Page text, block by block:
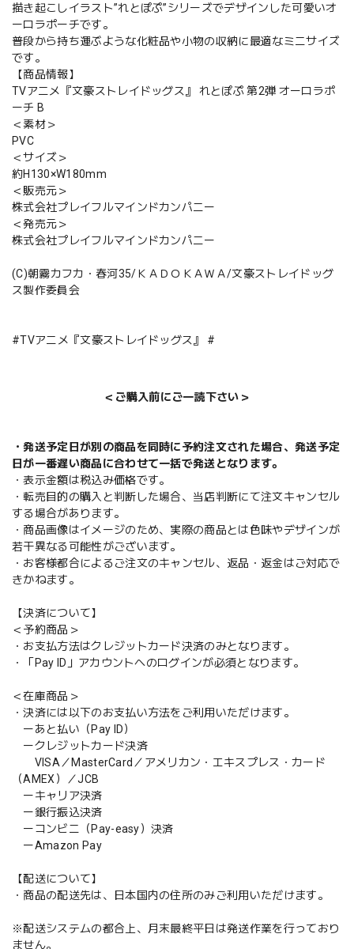
描き起こしイラスト”れとぽぷ”シリーズでデザインした可愛いオ
ーロラポーチです。
普段から持ち運ぶような化粧品や小物の収納に最適なミニサイズ
です。
【商品情報】
TVアニメ『文豪ストレイドッグス』 れとぽぷ 第2弾 オーロラポ
ーチ B
＜素材＞
PVC
＜サイズ＞
約H130×W180mm
＜販売元＞
株式会社プレイフルマインドカンパニー
＜発売元＞
株式会社プレイフルマインドカンパニー
(C)朝霧カフカ・春河35/ＫＡＤＯＫＡＷＡ/文豪ストレイドッグ
ス製作委員会
#TVアニメ『文豪ストレイドッグス』 #
＜ご購入前にご一読下さい＞
・発送予定日が別の商品を同時に予約注文された場合、発送予定
日が一番遅い商品に合わせて一括で発送となります。
・表示金額は税込み価格です。
・転売目的の購入と判断した場合、当店判断にて注文キャンセル
する場合があります。
・商品画像はイメージのため、実際の商品とは色味やデザインが
若干異なる可能性がございます。
・お客様都合によるご注文のキャンセル、返品・返金はご対応で
きかねます。
【決済について】
＜予約商品＞
・お支払方法はクレジットカード決済のみとなります。
・「Pay ID」アカウントへのログインが必須となります。
＜在庫商品＞
・決済には以下のお支払い方法をご利用いただけます。
ーあと払い（Pay ID）
ークレジットカード決済
VISA／MasterCard／アメリカン・エキスプレス・カード
（AMEX）／JCB
ーキャリア決済
ー銀行振込決済
ーコンビニ（Pay-easy）決済
ーAmazon Pay
【配送について】
・商品の配送先は、日本国内の住所のみご利用いただけます。
※配送システムの都合上、月末最終平日は発送作業を行っており
ません。